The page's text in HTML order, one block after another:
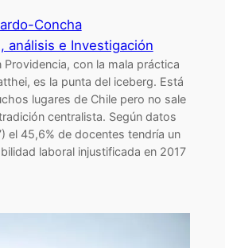
Concha
análisis e Investigación
Providencia, con la mala práctica
es la punta del iceberg. Está
lugares de Chile pero no sale
centralista. Según datos
el 45,6% de docentes tendría un
laboral injustificada en 2017